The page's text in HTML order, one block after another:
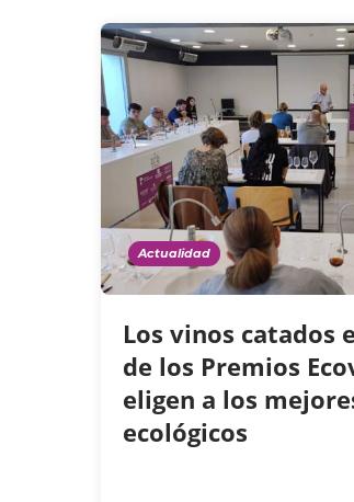
Actualidad
Los vinos catados
de los Premios
eligen a los
ecológicos